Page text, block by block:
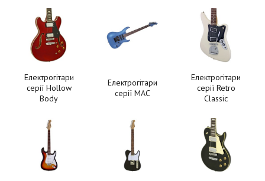
Електрогітари
серії Hollow
Body
Електрогітари
серії MAC
Електрогітари
серії Retro
Classic